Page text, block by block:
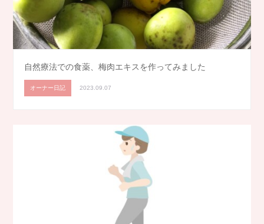
自然療法での食薬、梅肉エキスを作ってみました
オーナー日記 2023.09.07